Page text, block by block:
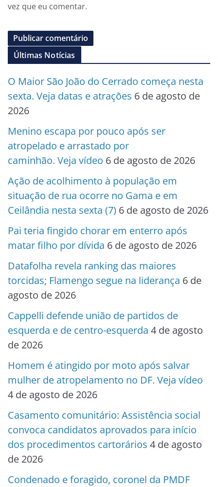
vez que eu comentar.
Últimas Notícias
O Maior São João do Cerrado começa nesta
sexta. Veja datas e atrações 6 de agosto de
2026
Menino escapa por pouco após ser
atropelado e arrastado por
caminhão. Veja vídeo 6 de agosto de 2026
Ação de acolhimento à população em
situação de rua ocorre no Gama e em
Ceilândia nesta sexta (7) 6 de agosto de 2026
Pai teria fingido chorar em enterro após
matar filho por dívida 6 de agosto de 2026
Datafolha revela ranking das maiores
torcidas; Flamengo segue na liderança 6 de
agosto de 2026
Cappelli defende união de partidos de
esquerda e de centro-esquerda 4 de agosto
de 2026
Homem é atingido por moto após salvar
mulher de atropelamento no DF. Veja vídeo
4 de agosto de 2026
Casamento comunitário: Assistência social
convoca candidatos aprovados para início
dos procedimentos cartorários 4 de agosto
de 2026
Condenado e foragido, coronel da PMDF